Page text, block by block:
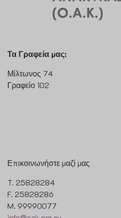
Τα Γραφεία μας:
Μίλτωνος 74
Γραφείο 102
Επικοινωνήστε μαζί μας
T. 25828284
F. 25828286
M. 99990077